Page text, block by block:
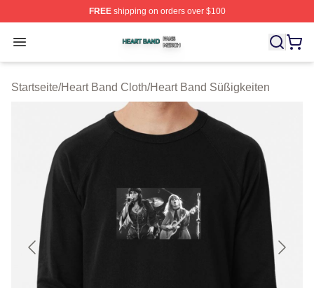
FREEshipping on orders over $100
Open menu
Heart Band Shop ⚡️ Officially Licensed Heart Band
Startseite/Heart Band Cloth/Heart Band Süßigkeiten